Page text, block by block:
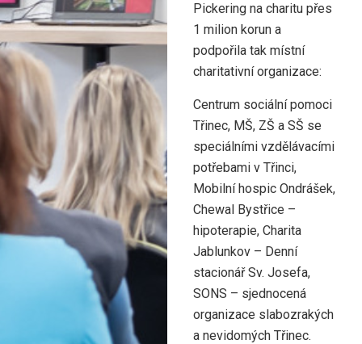
Pickering na charitu přes
1 milion korun a
podpořila tak místní
charitativní organizace:
Centrum sociální pomoci
Třinec, MŠ, ZŠ a SŠ se
speciálními vzdělávacími
potřebami v Třinci,
Mobilní hospic Ondrášek,
Chewal Bystřice –
hipoterapie, Charita
Jablunkov – Denní
stacionář Sv. Josefa,
SONS – sjednocená
organizace slabozrakých
a nevidomých Třinec.